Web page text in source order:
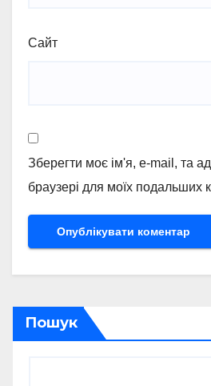
Сайт
Зберегти моє ім'я, e-mail, та
браузері для моїх подальших
Пошук